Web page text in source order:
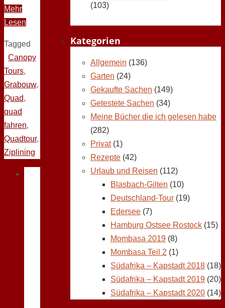
Mehr
Lesen
Tagged
Canopy
Tours,
Grabouw,
Quad,
quad
fahren,
Quadtour,
Ziplining
(103)
Kategorien
Allgemein (136)
Garten (24)
Gekaufte Sachen (149)
Getestete Sachen (34)
Meine Bücher die ich gelesen habe
(282)
Privat(1)
Rezepte (42)
Urlaub und Reisen (112)
Blasbach-Gilten (10)
Deutschland-Tour (19)
Edersee (7)
Hamburg Ostsee Rostock (15)
Mombasa 2019 (8)
Mombasa Teil 2 (1)
Südafrika – Kapstadt 2018 (18)
Südafrika – Kapstadt 2019 (20)
Südafrika – Kapstadt 2020 (14)